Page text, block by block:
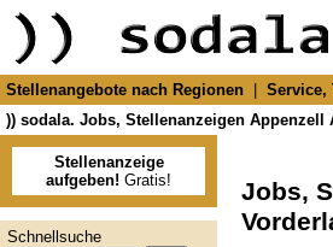
Stellenangebote nach Regionen Service,
)) sodala. Jobs, Stellenanzeigen Appenzell
Stellenanzeige
aufgeben! Gratis!
Schnellsuche
Jobs,